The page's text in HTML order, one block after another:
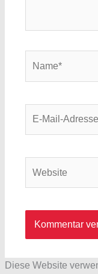
Diese Website